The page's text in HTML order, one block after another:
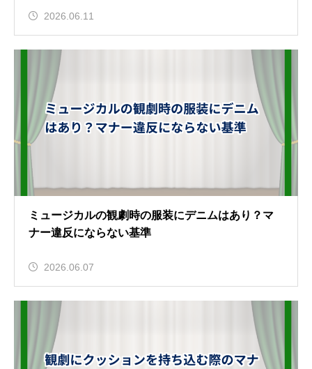
2026.06.11
ミュージカルの観劇時の服装にデニムはあり？マ
ナー違反にならない基準
2026.06.07